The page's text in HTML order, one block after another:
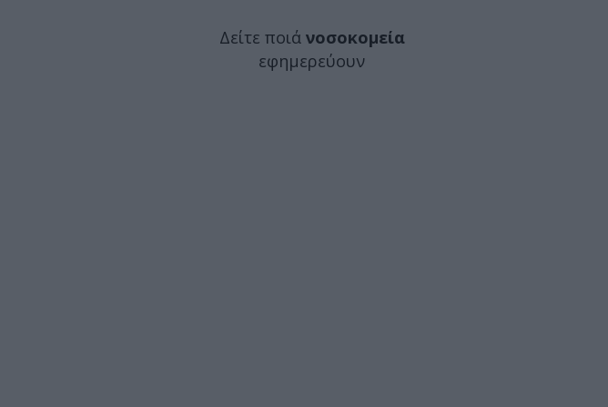
Δείτε ποιά νοσοκομεία
εφημερεύουν